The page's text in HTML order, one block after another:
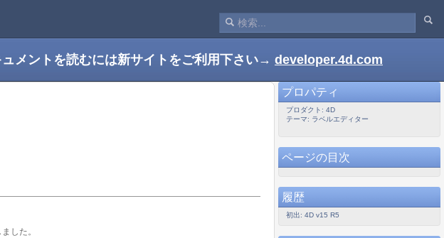
メントを読むには新サイトをご利用下さい→ developer.4d.com
した。
プロパティ
プロダクト: 4D
テーマ: ラベルエディター
ページの目次
履歴
初出: 4D v15 R5